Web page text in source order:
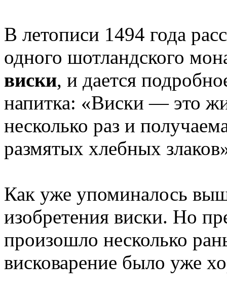
В летописи 1494 года
одного шотландского
виски, и дается
напитка: «Виски — это
несколько раз и
размятых хлебных
Как уже упоминалось
изобретения виски. Но
произошло несколько
висковарение было уже